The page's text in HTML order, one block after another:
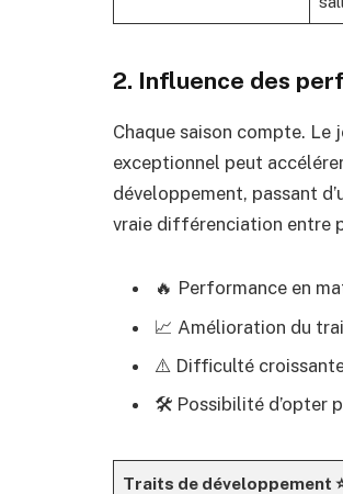
2. Influence des
Chaque saison compte. Le
exceptionnel peut
développement, passant
vraie différenciation entre
🔥 Performance en
📈 Amélioration du
⚠️ Difficulté
🛠️ Possibilité d’opter
Traits de développement